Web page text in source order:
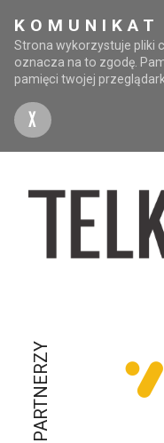
KOMUNIKAT
Strona wykorzystuje pliki
oznacza na to zgodę.
pamięci twojej
X
PARTNERZY